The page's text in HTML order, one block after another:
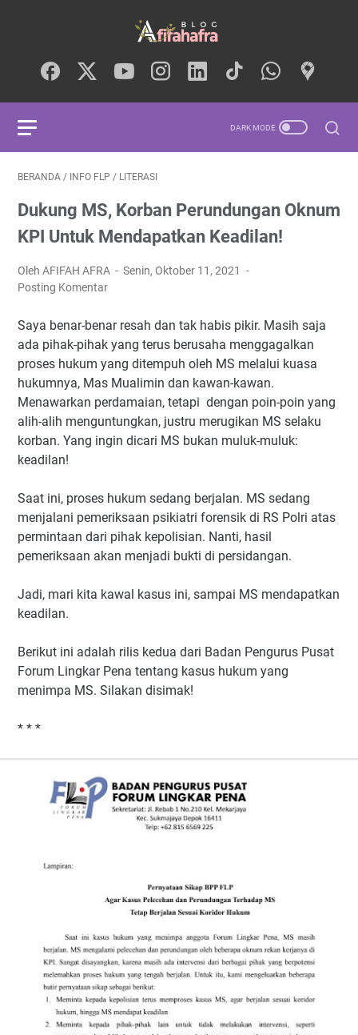
BERANDA / INFO FLP / LITERASI
Dukung MS, Korban Perundungan Oknum
KPI Untuk Mendapatkan Keadilan!
Oleh AFIFAH AFRA
Senin, Oktober 11, 2021
Posting Komentar
Saya benar-benar resah dan tak habis pikir. Masih saja
ada pihak-pihak yang terus berusaha menggagalkan
proses hukum yang ditempuh oleh MS melalui kuasa
hukumnya, Mas Mualimin dan kawan-kawan.
Menawarkan perdamaian, tetapi dengan poin-poin yang
alih-alih menguntungkan, justru merugikan MS selaku
korban. Yang ingin dicari MS bukan muluk-muluk:
keadilan!
Saat ini, proses hukum sedang berjalan. MS sedang
menjalani pemeriksaan psikiatri forensik di RS Polri atas
permintaan dari pihak kepolisian. Nanti, hasil
pemeriksaan akan menjadi bukti di persidangan.
Jadi, mari kita kawal kasus ini, sampai MS mendapatkan
keadilan.
Berikut ini adalah rilis kedua dari Badan Pengurus Pusat
Forum Lingkar Pena tentang kasus hukum yang
menimpa MS. Silakan disimak!
* * *